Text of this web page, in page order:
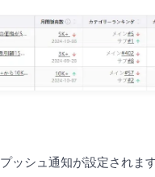
ッシュ通知が設定されます